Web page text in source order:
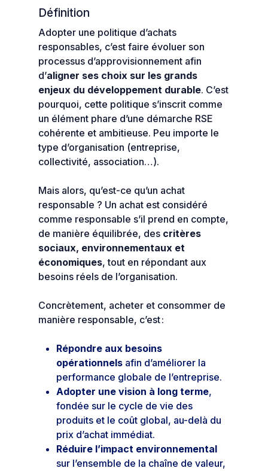
Définition
Adopter une politique d’achats
responsables, c’est faire évoluer son
processus d’approvisionnement afin
d’aligner ses choix sur les grands
enjeux du développement durable. C’est
pourquoi, cette politique s’inscrit comme
un élément phare d’une démarche RSE
cohérente et ambitieuse. Peu importe le
type d’organisation (entreprise,
collectivité, association…).
Mais alors, qu’est-ce qu’un achat
responsable ? Un achat est considéré
comme responsable s’il prend en compte,
de manière équilibrée, des critères
sociaux, environnementaux et
économiques, tout en répondant aux
besoins réels de l’organisation.
Concrètement, acheter et consommer de
manière responsable, c’est :
Répondre aux besoins
opérationnels afin d’améliorer la
performance globale de l’entreprise.
Adopter une vision à long terme,
fondée sur le cycle de vie des
produits et le coût global, au-delà du
prix d’achat immédiat.
Réduire l’impact environnemental
sur l’ensemble de la chaîne de valeur,